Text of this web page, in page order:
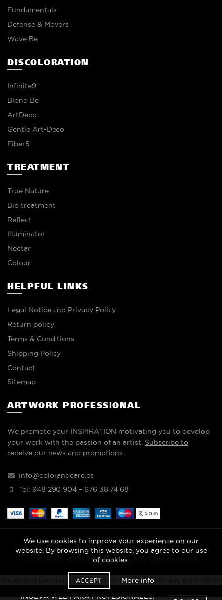
¡NUEVA WEB PARA PROFESIONALES!
Fundamentals
Defense & Movers
Wave Be
DISCOLORATION
Infinite9
Blond Be
ArtDeco
Gentle Art-Deco
Fiber5
TREATMENT
True Nature.
Bio treatment
Reflect
Illuminator
Nectar
Colour
HELPFUL LINKS
Legal Notice and Privacy Policy
Return policy
Terms & Conditions
Shipping Policy
Contact
Sitemap
ARTWORK PROFESSIONAL
We promote your INSPIRATION motivating you to develop
your work with the passion of an artist. Subscribe to
receive our news and promotions.
info@colorandcare.es
Tel: 948 290 904 – 676 38 74 68
Art Work Professional
We attend your requests live from Monday to Friday from 09:00
to 15:00 and the rest of the hours delayed. We look forward to
We use cookies to improve your experience on our
website. By browsing this website, you agree to our use
of cookies.
ACCEPT More info